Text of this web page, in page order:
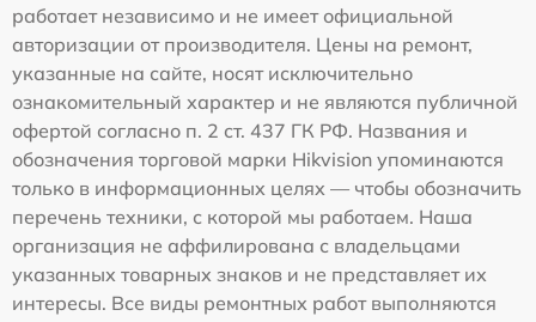
работает независимо и не имеет официальной
авторизации от производителя. Цены на ремонт,
указанные на сайте, носят исключительно
ознакомительный характер и не являются публичной
офертой согласно п. 2 ст. 437 ГК РФ. Названия и
обозначения торговой марки Hikvision упоминаются
только в информационных целях — чтобы обозначить
перечень техники, с которой мы работаем. Наша
организация не аффилирована с владельцами
указанных товарных знаков и не представляет их
интересы. Все виды ремонтных работ выполняются